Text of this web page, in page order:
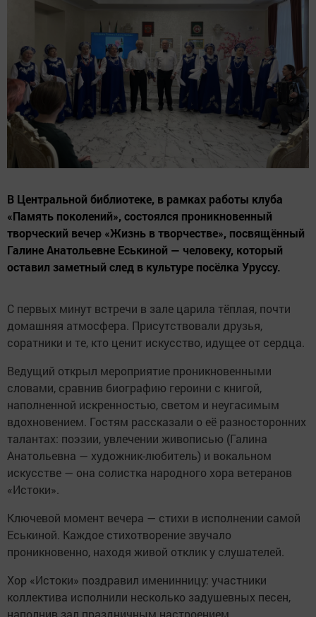
В Центральной библиотеке, в рамках работы клуба
«Память поколений», состоялся проникновенный
творческий вечер «Жизнь в творчестве», посвящённый
Галине Анатольевне Еськиной — человеку, который
оставил заметный след в культуре посёлка Уруссу.
С первых минут встречи в зале царила тёплая, почти
домашняя атмосфера. Присутствовали друзья,
соратники и те, кто ценит искусство, идущее от сердца.
Ведущий открыл мероприятие проникновенными
словами, сравнив биографию героини с книгой,
наполненной искренностью, светом и неугасимым
вдохновением. Гостям рассказали о её разносторонних
талантах: поэзии, увлечении живописью (Галина
Анатольевна — художник-любитель) и вокальном
искусстве — она солистка народного хора ветеранов
«Истоки».
Ключевой момент вечера — стихи в исполнении самой
Еськиной. Каждое стихотворение звучало
проникновенно, находя живой отклик у слушателей.
Хор «Истоки» поздравил именинницу: участники
коллектива исполнили несколько задушевных песен,